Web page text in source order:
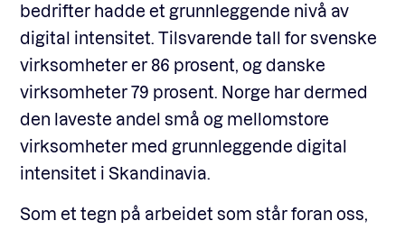
bedrifter hadde et grunnleggende nivå av
digital intensitet. Tilsvarende tall for svenske
virksomheter er 86 prosent, og danske
virksomheter 79 prosent. Norge har dermed
den laveste andel små og mellomstore
virksomheter med grunnleggende digital
intensitet i Skandinavia.
Som et tegn på arbeidet som står foran oss,